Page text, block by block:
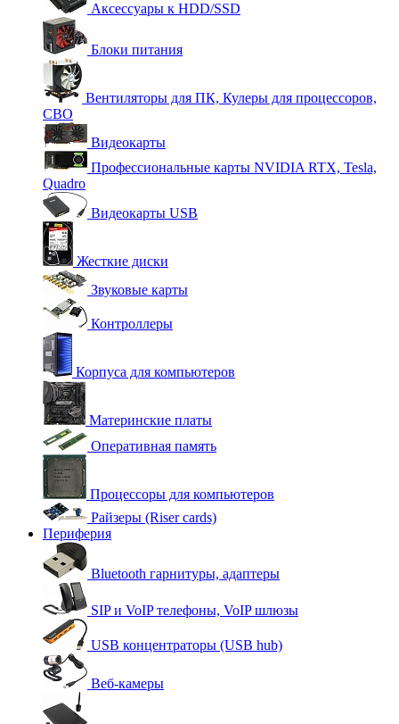
Аксессуары к HDD/SSD
Блоки питания
Вентиляторы для ПК, Кулеры для процессоров,
СВО
Видеокарты
Профессиональные карты NVIDIA RTX, Tesla,
Quadro
Видеокарты USB
Жесткие диски
Звуковые карты
Контроллеры
Корпуса для компьютеров
Материнские платы
Оперативная память
Процессоры для компьютеров
Райзеры (Riser cards)
Периферия
Bluetooth гарнитуры, адаптеры
SIP и VoIP телефоны, VoIP шлюзы
USB концентраторы (USB hub)
Веб-камеры